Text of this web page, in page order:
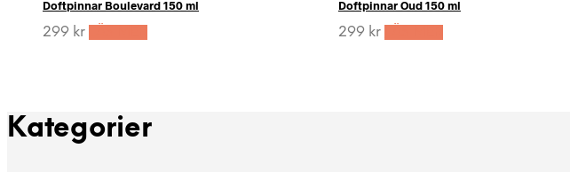
Doftpinnar Boulevard 150 ml
299 kr
Doftpinnar Oud 150 ml
299 kr
Kategorier